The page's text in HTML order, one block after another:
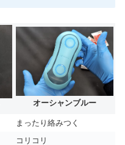
オーシャンブルー
まったり絡みつく
コリコリ